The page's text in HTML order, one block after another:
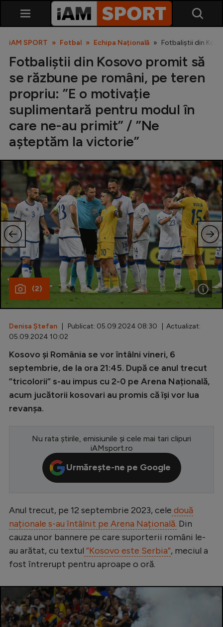
SuperLiga
Liga 2
Cupa României
Echipa Națională
U21
Fotbal feminin
Special
Diverse
Inedit
Clasamente
Champions League
Europa League
Conference League
LaLiga
Serie A
Campionate
Starurile fotbalului
EURO 2024
Stranieri
Clasamente
iAM SPORT Fotbal Echipa Națională Fotbaliștii din
Fotbaliștii din Kosovo promit să
se răzbune pe români, pe teren
propriu: ”E o motivație
suplimentară pentru modul în
care ne-au primit” / ”Ne
așteptăm la victorie”
(2)
Denisa Ștefan | Publicat: 05.09.2024 08:30 | Actualizat:
05.09.2024 10:02
Kosovo și România se vor întâlni vineri, 6
septembrie, de la ora 21:45. După ce anul trecut
”tricolorii” s-au impus cu 2-0 pe Arena Națională,
acum jucătorii kosovari au promis că își vor lua
revanșa.
Nu rata știrile, emisiunile și cele mai tari clipuri
iAMsport.ro
Urmărește-ne pe Google
Anul trecut, pe 12 septembrie 2023, cele două
naționale s-au întâlnit pe Arena Națională. Din
cauza unor bannere pe care suporterii români le-
au arătat, cu textul ”Kosovo este Serbia”, meciul a
fost întrerupt pentru aproape o oră.